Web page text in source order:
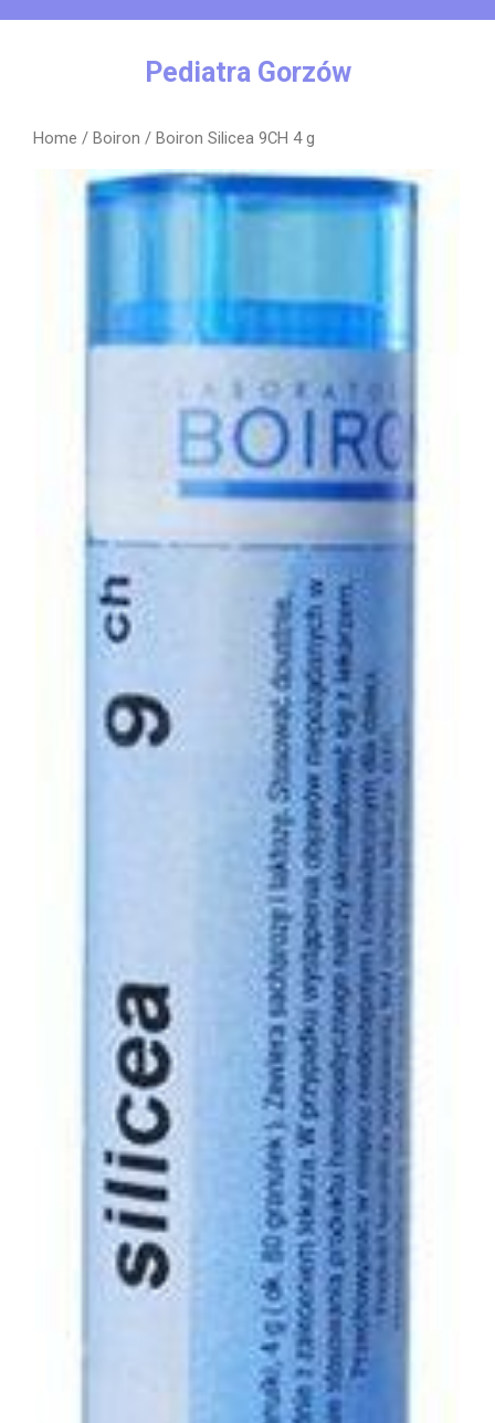
Pediatra Gorzów
Home / Boiron / Boiron Silicea 9CH 4 g